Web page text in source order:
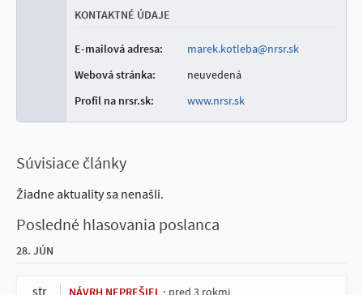
KONTAKTNÉ ÚDAJE
E-mailová adresa:
marek.kotleba@nrsr.sk
Webová stránka:
neuvedená
Profil na nrsr.sk:
www.nrsr.sk
Súvisiace články
Žiadne aktuality sa nenašli.
Posledné hlasovania poslanca
28. JÚN
str NÁVRH NEPREŠIEL
pred 3 rokmi